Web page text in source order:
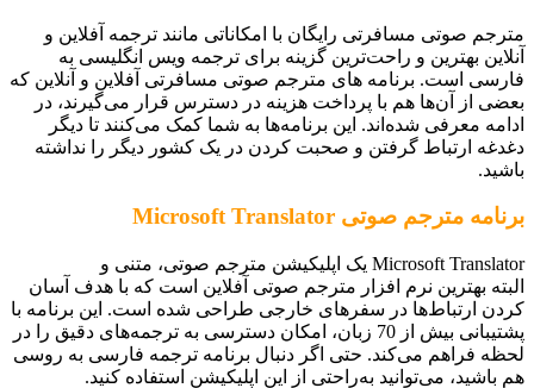
مترجم صوتی مسافرتی رایگان با امکاناتی مانند ترجمه آفلاین و
آنلاین بهترین و راحت‌ترین گزینه برای ترجمه ویس انگلیسی به
فارسی است. برنامه های مترجم صوتی مسافرتی آفلاین و آنلاین که
بعضی از آن‌ها هم با پرداخت هزینه در دسترس قرار می‌گیرند، در
ادامه معرفی شده‌اند. این برنامه‌ها به شما کمک می‌کنند تا دیگر
دغدغه ارتباط گرفتن و صحبت کردن در یک کشور دیگر را نداشته
باشید.
برنامه مترجم صوتی Microsoft Translator
Microsoft Translator یک اپلیکیشن مترجم صوتی، متنی و
البته بهترین نرم افزار مترجم صوتی آفلاین است که با هدف آسان
کردن ارتباط‌ها در سفرهای خارجی طراحی شده است. این برنامه با
پشتیبانی بیش از 70 زبان، امکان دسترسی به ترجمه‌های دقیق را در
لحظه فراهم می‌کند. حتی اگر دنبال برنامه ترجمه فارسی به روسی
هم باشید، می‌توانید به‌راحتی از این اپلیکیشن استفاده کنید.